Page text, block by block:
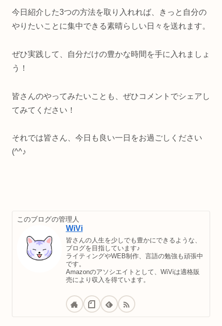
今日紹介した3つの方法を取り入れれば、きっと自分の
やりたいことに集中できる素晴らしい日々を送れます。
ぜひ実践して、自分だけの豊かな時間を手に入れましょ
う！
皆さんのやってみたいことも、ぜひコメントでシェアし
てみてください！
それでは皆さん、今日も良い一日をお過ごしください
(^^♪
このブログの管理人
WiVi
皆さんの人生を少しでも豊かにできるような、
ブログを目指しています♪
ライティングやWEB制作、言語の勉強も頑張中
です。
Amazonのアソシエイトとして、WiViは適格販
売により収入を得ています。